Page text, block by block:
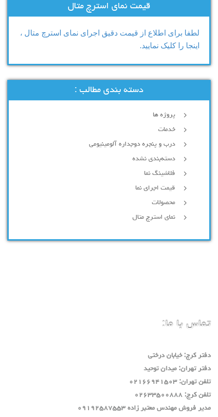
قیمت نمای استرچ متال
لطفا برای اطلاع از قیمت دقیق اجرای نمای استرچ متال ،
اینجا را کلیک نمایید.
دسته بندی مطالب :
پروژه ها
خدمات
درب و پنجره دوجداره آلومینیومی
دسته‌بندی نشده
فلاشینگ نما
قیمت اجرای نما
محصولات
نمای استرچ متال
تماس با ما:
دفتر كرج: خيابان درختي
دفتر تهران: ميدان توحيد
تلفن تهران: ٠٢١٦٦٩٤١٥٠٣
تلفن كرج: ٠٢٦٣٣٥٠٠٨٨٨
مدير فروش مهندس معتبر زاده ٠٩١٩٢٥٨٧٥٥٣